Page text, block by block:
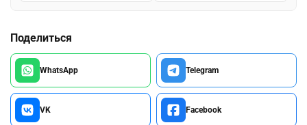
Поделиться
WhatsApp Telegram
VK Facebook